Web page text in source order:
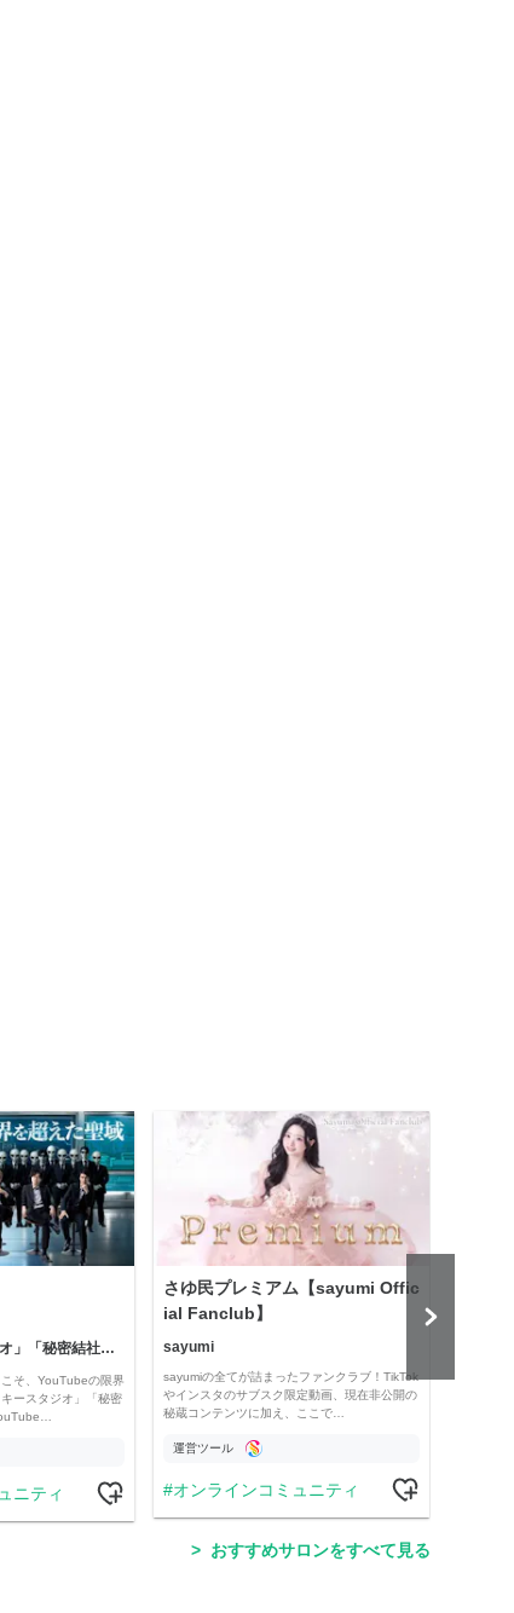
「コヤッキースタジオ」「秘密結社コヤミナティ」
そ、YouTubeの限界
ースタジオ」「秘密
ニティ
さゆ民プレミアム【sayumi Offic
ial Fanclub】
sayumi
sayumiの全てが詰まったファンクラブ！TikTok
やインスタのサブスク限定動画、現在非公開の
秘蔵コンテンツに加え、ここで…
運営ツール
オンラインコミュニティ
おすすめサロンをすべて見る